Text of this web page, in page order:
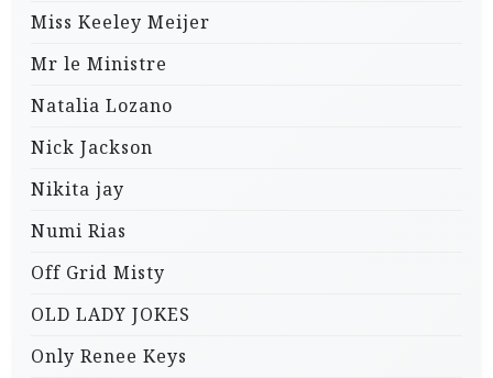
Miss Keeley Meijer
Mr le Ministre
Natalia Lozano
Nick Jackson
Nikita jay
Numi Rias
Off Grid Misty
OLD LADY JOKES
Only Renee Keys